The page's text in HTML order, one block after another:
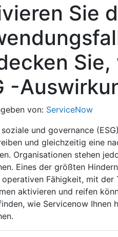
Sie
-
von: ServiceNow
und governance
und gleichzeitig eine
Organisationen stehen
Eines der größten
operativen Fähigkeit, mit
aktivieren und reifen
wie Servicenow Ihnen